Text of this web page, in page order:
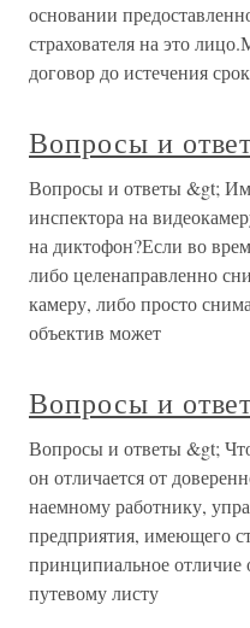
основании
страхователя на это
договор до истечения
Вопросы и
Вопросы и ответы &gt;
инспектора на
на диктофон?Если во
либо целенаправленно
камеру, либо просто
объектив может
Вопросы и
Вопросы и ответы &gt;
он отличается от
наемному работнику,
предприятия, имеющего
принципиальное отличие
путевому листу